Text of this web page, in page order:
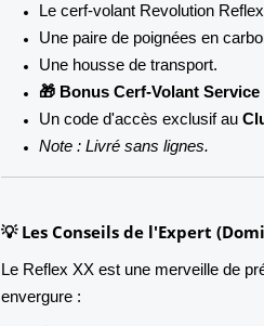
Le cerf-volant Revolution
Une paire de poignées en
Une housse de transport.
🎁 Bonus Cerf-Volant Service
Un code d'accès exclusif au
Note : Livré sans lignes.
💡 Les Conseils de l'Expert
Le Reflex XX est une merveille de
envergure :